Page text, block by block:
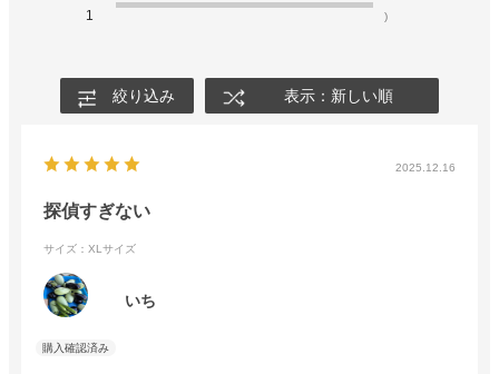
1
)
絞り込み 表示：新しい順
2025.12.16
探偵すぎない
サイズ：XLサイズ
いち